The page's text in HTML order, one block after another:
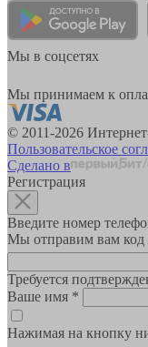
Мы в соцсетях
Мы принимаем к
© 2011-2026
Пользовательское
Сделано в
Регистрация
Введите номер
Мы отправим вам код
Требуется
Ваше имя *
Нажимая на кнопку